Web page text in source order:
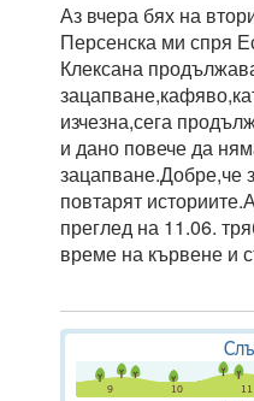
Аз вчера бях на
Персенска ми спря
Клексана
изчезна,сега
и дано повече да
зацапване.Добре,че
повтарят
преглед на 11.06.
време на кървене и